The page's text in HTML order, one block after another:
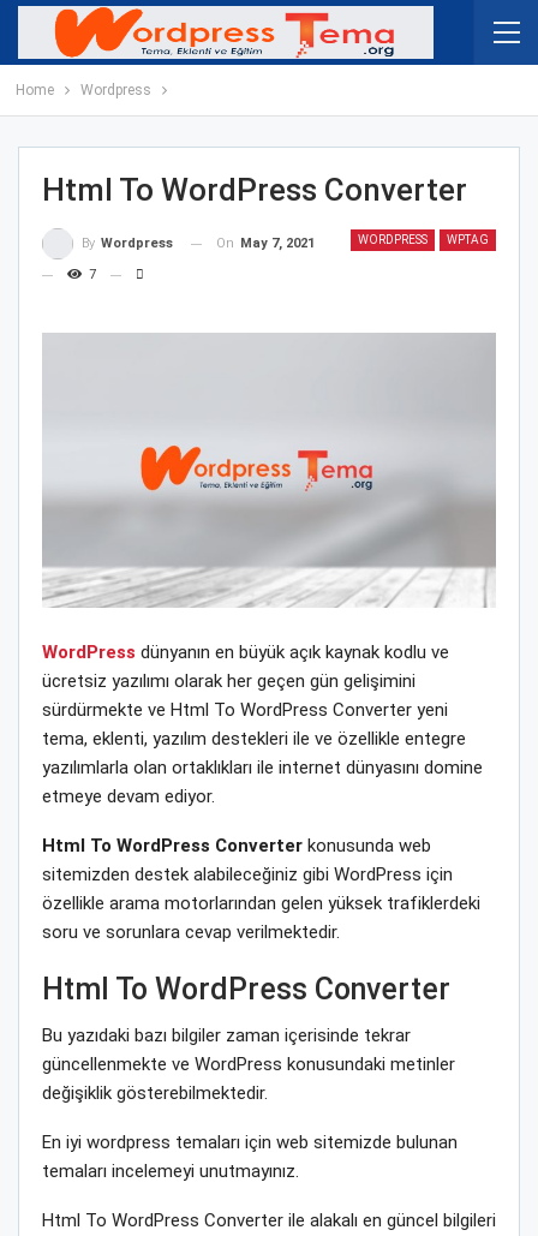
Home Wordpress
Html To WordPress Converter
WORDPRESS WPTAG
By Wordpress On May 7, 2021
7
WordPress dünyanın en büyük açık kaynak kodlu ve
ücretsiz yazılımı olarak her geçen gün gelişimini
sürdürmekte ve Html To WordPress Converter yeni
tema, eklenti, yazılım destekleri ile ve özellikle entegre
yazılımlarla olan ortaklıkları ile internet dünyasını domine
etmeye devam ediyor.
Html To WordPress Converter konusunda web
sitemizden destek alabileceğiniz gibi WordPress için
özellikle arama motorlarından gelen yüksek trafiklerdeki
soru ve sorunlara cevap verilmektedir.
Html To WordPress Converter
Bu yazıdaki bazı bilgiler zaman içerisinde tekrar
güncellenmekte ve WordPress konusundaki metinler
değişiklik gösterebilmektedir.
En iyi wordpress temaları için web sitemizde bulunan
temaları incelemeyi unutmayınız.
Html To WordPress Converter ile alakalı en güncel bilgileri